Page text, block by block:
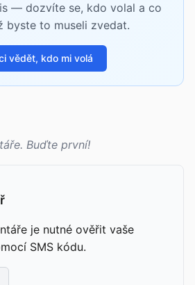
— dozvíte se, kdo volal a co
byste to museli zvedat.
vědět, kdo mi volá
Buďte první!
je nutné ověřit vaše
SMS kódu.